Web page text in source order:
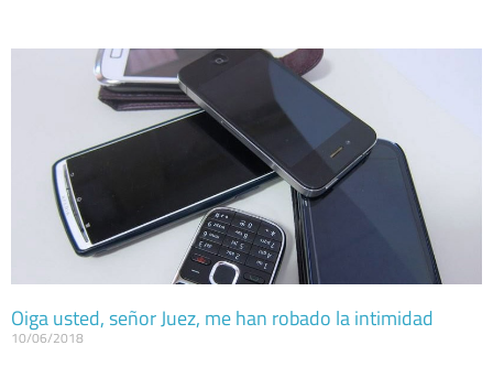
Oiga usted, señor Juez, me han robado la intimidad
10/06/2018